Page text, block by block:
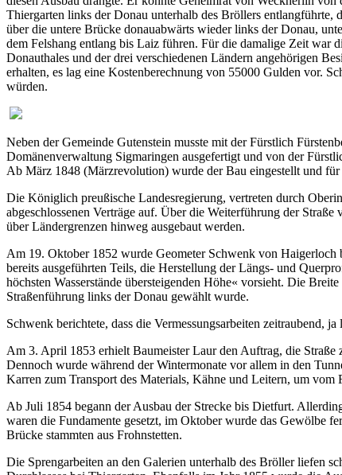
Thiergarten links der Donau unterhalb des Bröllers entlangführte,
über die untere Brücke donauabwärts wieder links der Donau,
dem Felshang entlang bis Laiz führen. Für die damalige Zeit war
Donauthales und der drei verschiedenen Ländern angehörigen
erhalten, es lag eine Kostenberechnung von 55000 Gulden vor.
würden.
Neben der Gemeinde Gutenstein musste mit der Fürstlich
Domänenverwaltung Sigmaringen ausgefertigt und von der
Ab März 1848 (Märzrevolution) wurde der Bau eingestellt und für
Die Königlich preußische Landesregierung, vertreten durch
abgeschlossenen Verträge auf. Über die Weiterführung der
über Ländergrenzen hinweg ausgebaut werden.
Am 19. Oktober 1852 wurde Geometer Schwenk von Haigerloch
bereits ausgeführten Teils, die Herstellung der Längs- und
höchsten Wasserstände übersteigenden Höhe« vorsieht. Die
Straßenführung links der Donau gewählt wurde.
Schwenk berichtete, dass die Vermessungsarbeiten zeitraubend,
Am 3. April 1853 erhielt Baumeister Laur den Auftrag, die Straße
Dennoch wurde während der Wintermonate vor allem in den
Karren zum Transport des Materials, Kähne und Leitern, um vom
Ab Juli 1854 begann der Ausbau der Strecke bis Dietfurt.
waren die Fundamente gesetzt, im Oktober wurde das Gewölbe
Brücke stammten aus Frohnstetten.
Die Sprengarbeiten an den Galerien unterhalb des Bröller liefen